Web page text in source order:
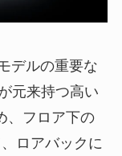
デルの重要な
元来持つ高い
、フロア下の
ロアバックに